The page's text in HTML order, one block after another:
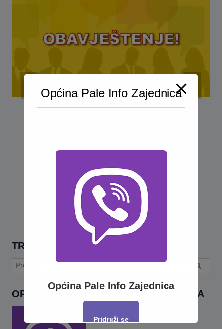
TRAŽI
Pretraga:
OPĆINA PALE INFO – VIBER ZAJEDNICA
Općina Pale Info Zajednica
Općina Pale Info Zajednica
Pridruži se